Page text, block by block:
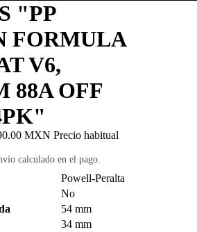
"PP
FORMULA
V6,
88A OFF
MXN Precio habitual
calculado en el pago.
Powell-Peralta
No
54 mm
34 mm